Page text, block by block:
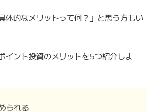
体的なメリットって何？」と思う方もい
イント投資のメリットを5つ紹介しま
られる